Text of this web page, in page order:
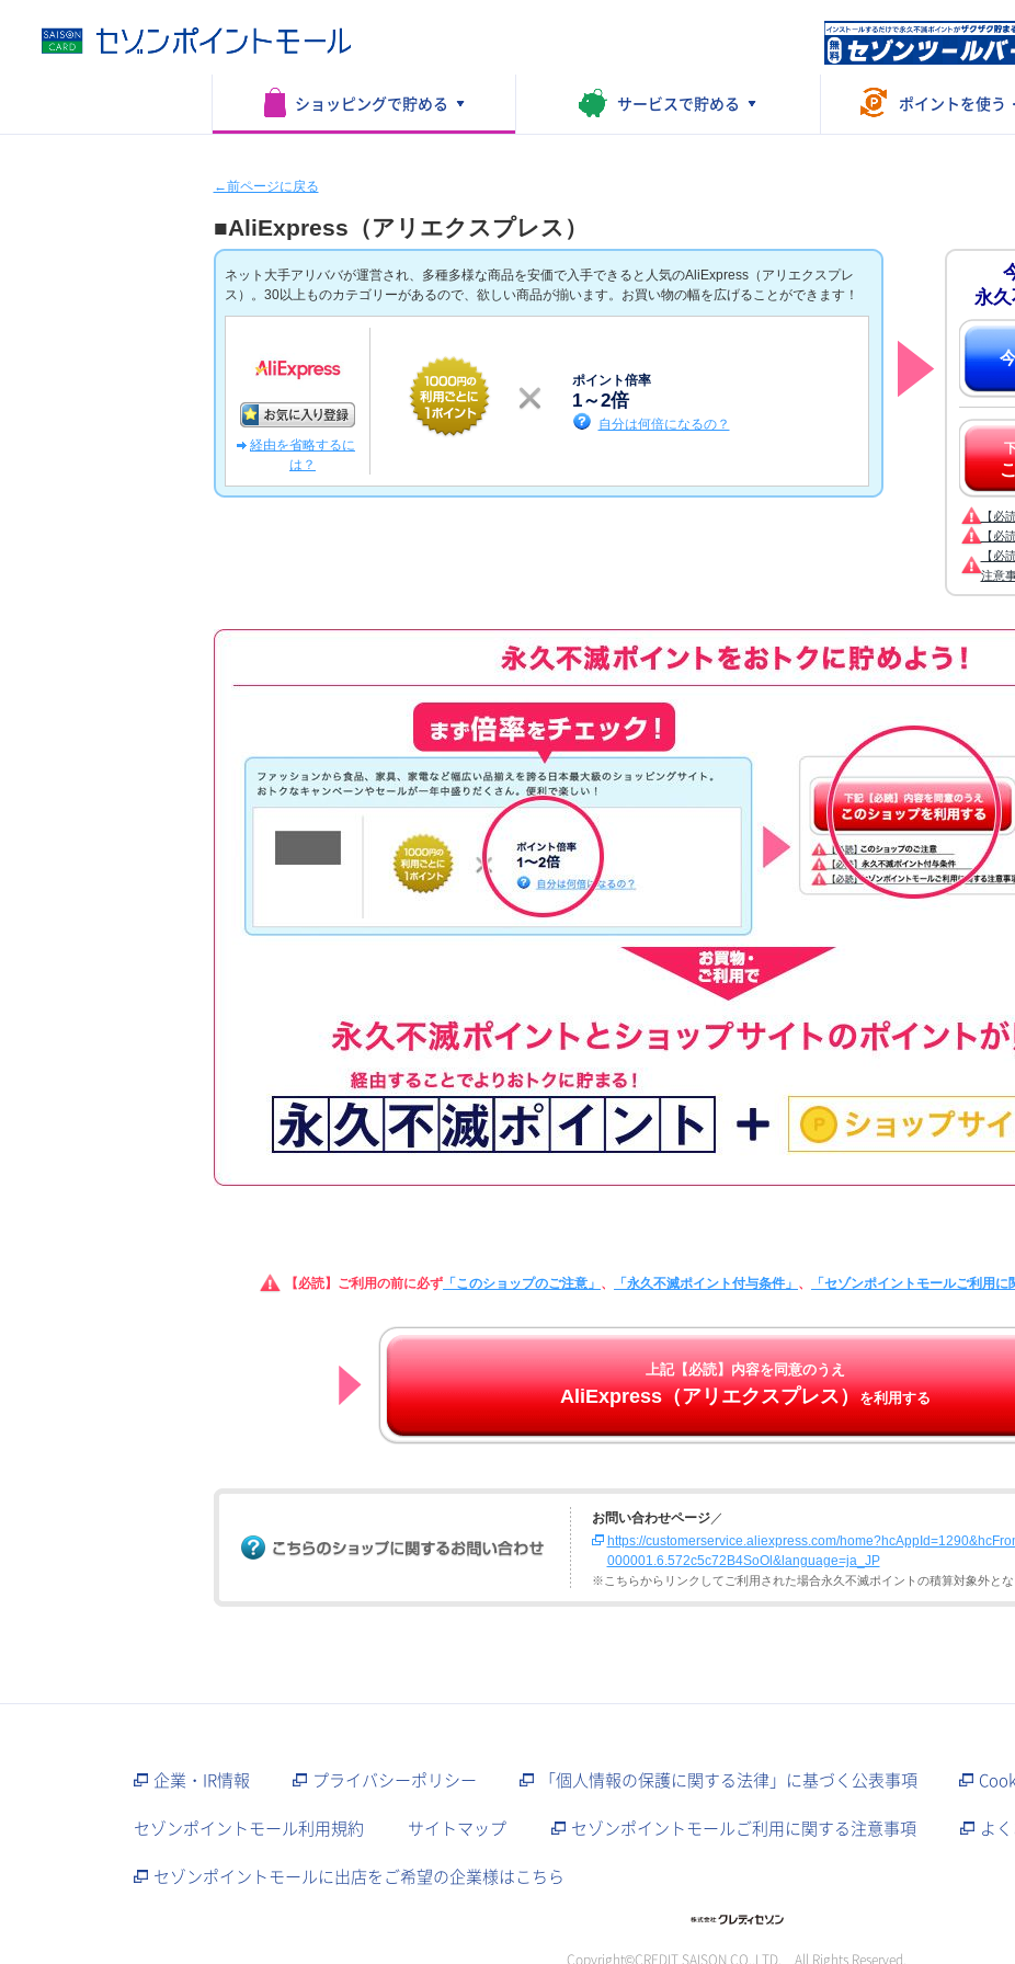
ショッピングで貯める サービスで貯める ポイントを使う
←前ページに戻る
■AliExpress（アリエクスプレス）
ネット大手アリババが運営され、多種多様な商品を安価で入手できると人気のAliExpress（アリエクスプレ
ス）。30以上ものカテゴリーがあるので、欲しい商品が揃います。お買い物の幅を広げることができます！
経由を省略するに
は？
ポイント倍率
1～2倍
自分は何倍になるの？
永久
【必
【必
【必
注意
【必読】ご利用の前に必ず 「このショップのご注意」 、 「永久不滅ポイント付与条件」 、 「セゾンポイントモールご利用に
上記【必読】内容を同意のうえ
AliExpress（アリエクスプレス）を利用する
お問い合わせページ／
https://customerservice.aliexpress.com/
000001.6.572c5c72B4SoOl&language=ja_JP
※こちらからリンクしてご利用された場合永久不滅ポイントの積算対象外とな
企業・IR情報 プライバシーポリシー 「個人情報の保護に関する法律」に基づく公表事項
セゾンポイントモール利用規約
サイトマップ セゾンポイントモールご利用に関する注意事項 よ
セゾンポイントモールに出店をご希望の企業様はこちら